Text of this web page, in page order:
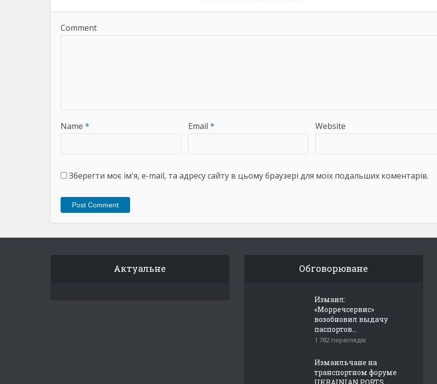
Comment
Name * Email * Website
Зберегти моє ім'я, e-mail, та адресу сайту в цьому браузері для моїх подальших коментарів.
Актуальне Обговорюване
Измаил:
«Морречсервис»
возобновил выдачу
паспортов...
1 782 переглядів
Измаильчане на
транспортном форуме